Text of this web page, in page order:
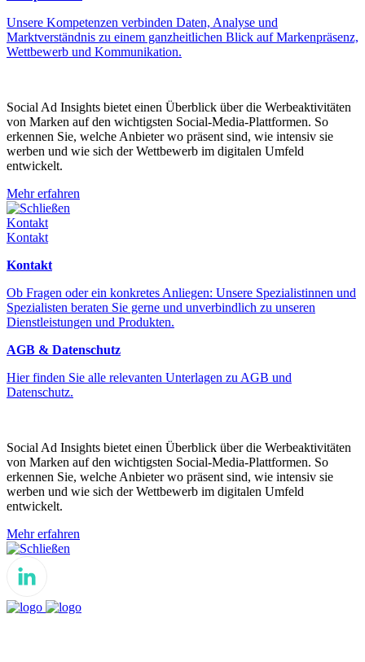
Unsere Kompetenzen verbinden Daten, Analyse und
Marktverständnis zu einem ganzheitlichen Blick auf Markenpräsenz,
Wettbewerb und Kommunikation.
Social Ad Insights bietet einen Überblick über die Werbeaktivitäten
von Marken auf den wichtigsten Social-Media-Plattformen. So
erkennen Sie, welche Anbieter wo präsent sind, wie intensiv sie
werben und wie sich der Wettbewerb im digitalen Umfeld
entwickelt.
Mehr erfahren
Schließen
Kontakt
Kontakt
Kontakt
Ob Fragen oder ein konkretes Anliegen: Unsere Spezialistinnen und
Spezialisten beraten Sie gerne und unverbindlich zu unseren
Dienstleistungen und Produkten.
AGB & Datenschutz
Hier finden Sie alle relevanten Unterlagen zu AGB und
Datenschutz.
Social Ad Insights bietet einen Überblick über die Werbeaktivitäten
von Marken auf den wichtigsten Social-Media-Plattformen. So
erkennen Sie, welche Anbieter wo präsent sind, wie intensiv sie
werben und wie sich der Wettbewerb im digitalen Umfeld
entwickelt.
Mehr erfahren
Schließen